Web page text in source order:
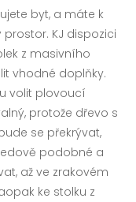
byt, a máte k
KJ dispozici
z masivního
vhodné doplňky.
volit plovoucí
protože dřevo s
se překrývat,
podobné a
až ve zrakovém
ke stolku z